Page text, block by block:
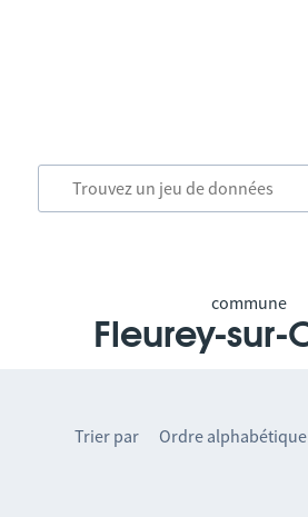
commune
Fleurey-sur-
Trier par Ordre alphabétique